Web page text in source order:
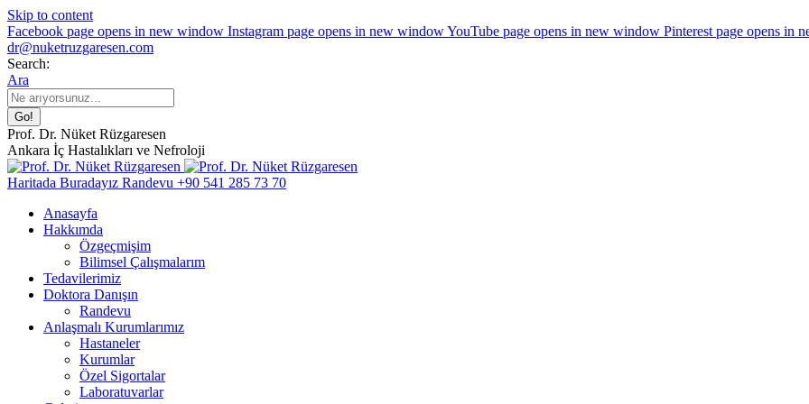
Skip to content
Facebook page opens in new window Instagram page opens in new windowYouTube page opens in new window Pinterest page opens in
dr@nuketruzgaresen.com
Search:
Ara
Prof. Dr. Nüket Rüzgaresen
Ankara İç Hastalıkları ve Nefroloji
Haritada Buradayız Randevu +90 541 285 73 70
Anasayfa
Hakkımda
Özgeçmişim
Bilimsel Çalışmalarım
Tedavilerimiz
Doktora Danışın
Randevu
Anlaşmalı Kurumlarımız
Hastaneler
Kurumlar
Özel Sigortalar
Laboratuvarlar